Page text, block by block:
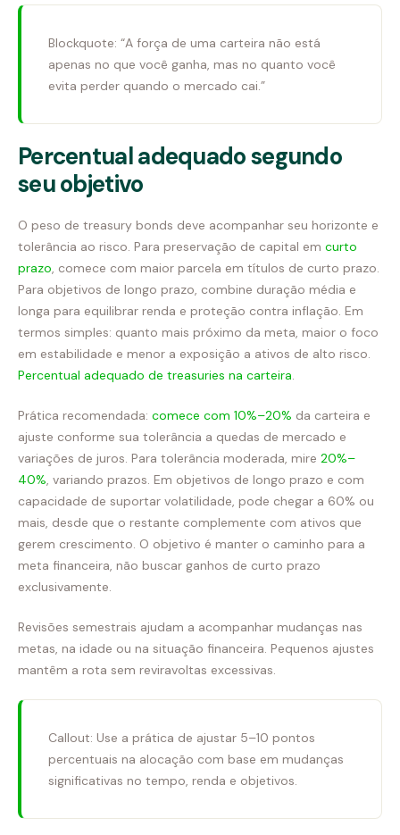
Blockquote: “A força de uma carteira não está
apenas no que você ganha, mas no quanto você
evita perder quando o mercado cai.”
Percentual adequado segundo
seu objetivo
O peso de treasury bonds deve acompanhar seu horizonte e
tolerância ao risco. Para preservação de capital em curto
prazo, comece com maior parcela em títulos de curto prazo.
Para objetivos de longo prazo, combine duração média e
longa para equilibrar renda e proteção contra inflação. Em
termos simples: quanto mais próximo da meta, maior o foco
em estabilidade e menor a exposição a ativos de alto risco.
Percentual adequado de treasuries na carteira.
Prática recomendada: comece com 10%–20% da carteira e
ajuste conforme sua tolerância a quedas de mercado e
variações de juros. Para tolerância moderada, mire 20%–
40%, variando prazos. Em objetivos de longo prazo e com
capacidade de suportar volatilidade, pode chegar a 60% ou
mais, desde que o restante complemente com ativos que
gerem crescimento. O objetivo é manter o caminho para a
meta financeira, não buscar ganhos de curto prazo
exclusivamente.
Revisões semestrais ajudam a acompanhar mudanças nas
metas, na idade ou na situação financeira. Pequenos ajustes
mantêm a rota sem reviravoltas excessivas.
Callout: Use a prática de ajustar 5–10 pontos
percentuais na alocação com base em mudanças
significativas no tempo, renda e objetivos.